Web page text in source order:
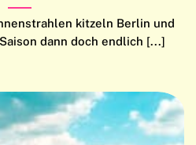
kitzeln Berlin und
dann doch endlich [...]